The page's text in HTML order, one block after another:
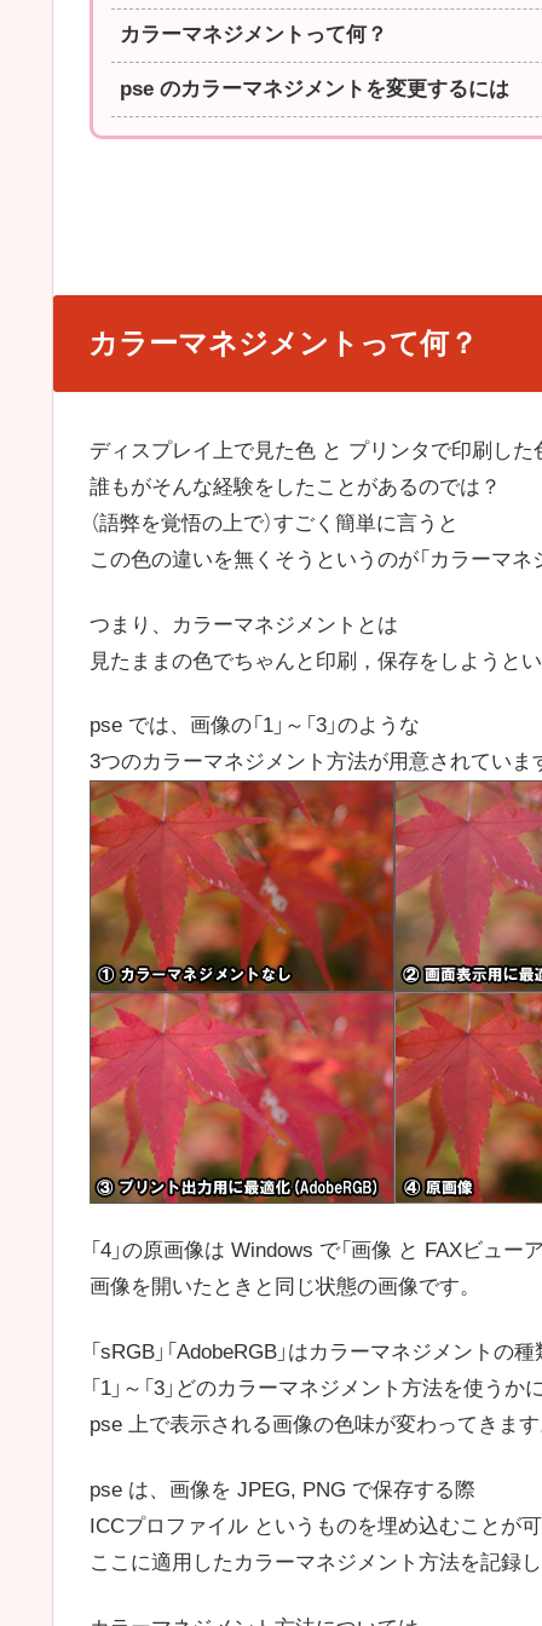
カラーマネジメントって何？
pse のカラーマネジメントを変更するには
カラーマネジメントって何？
ディスプレイ上で見た色 と プリンタで印刷した
誰もがそんな経験をしたことがあるのでは？
（語弊を覚悟の上で）すごく簡単に言うと
この色の違いを無くそうというのが「カラーマネ
つまり、カラーマネジメントとは
見たままの色でちゃんと印刷，保存をしようと
pse では、画像の「1」～「3」のような
3つのカラーマネジメント方法が用意されていま
「4」の原画像は Windows で「画像 と FAXビュー
画像を開いたときと同じ状態の画像です。
「sRGB」「AdobeRGB」はカラーマネジメントの
「1」～「3」どのカラーマネジメント方法を使うか
pse 上で表示される画像の色味が変わってきま
pse は、画像を JPEG, PNG で保存する際
ICCプロファイル というものを埋め込むことが
ここに適用したカラーマネジメント方法を記録